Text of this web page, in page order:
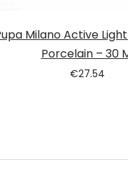
Milano Active
Porcelain – 30
€27.54